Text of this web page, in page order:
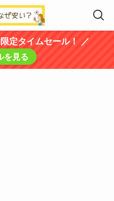
定タイムセール！ ／
を見る